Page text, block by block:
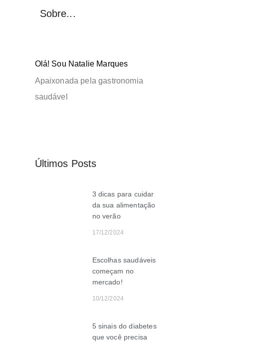
Sobre...
Olá! Sou Natalie Marques
Apaixonada pela gastronomia
saudável
Últimos Posts
3 dicas para cuidar
da sua alimentação
no verão
17/12/2024
Escolhas saudáveis
começam no
mercado!
10/12/2024
5 sinais do diabetes
que você precisa